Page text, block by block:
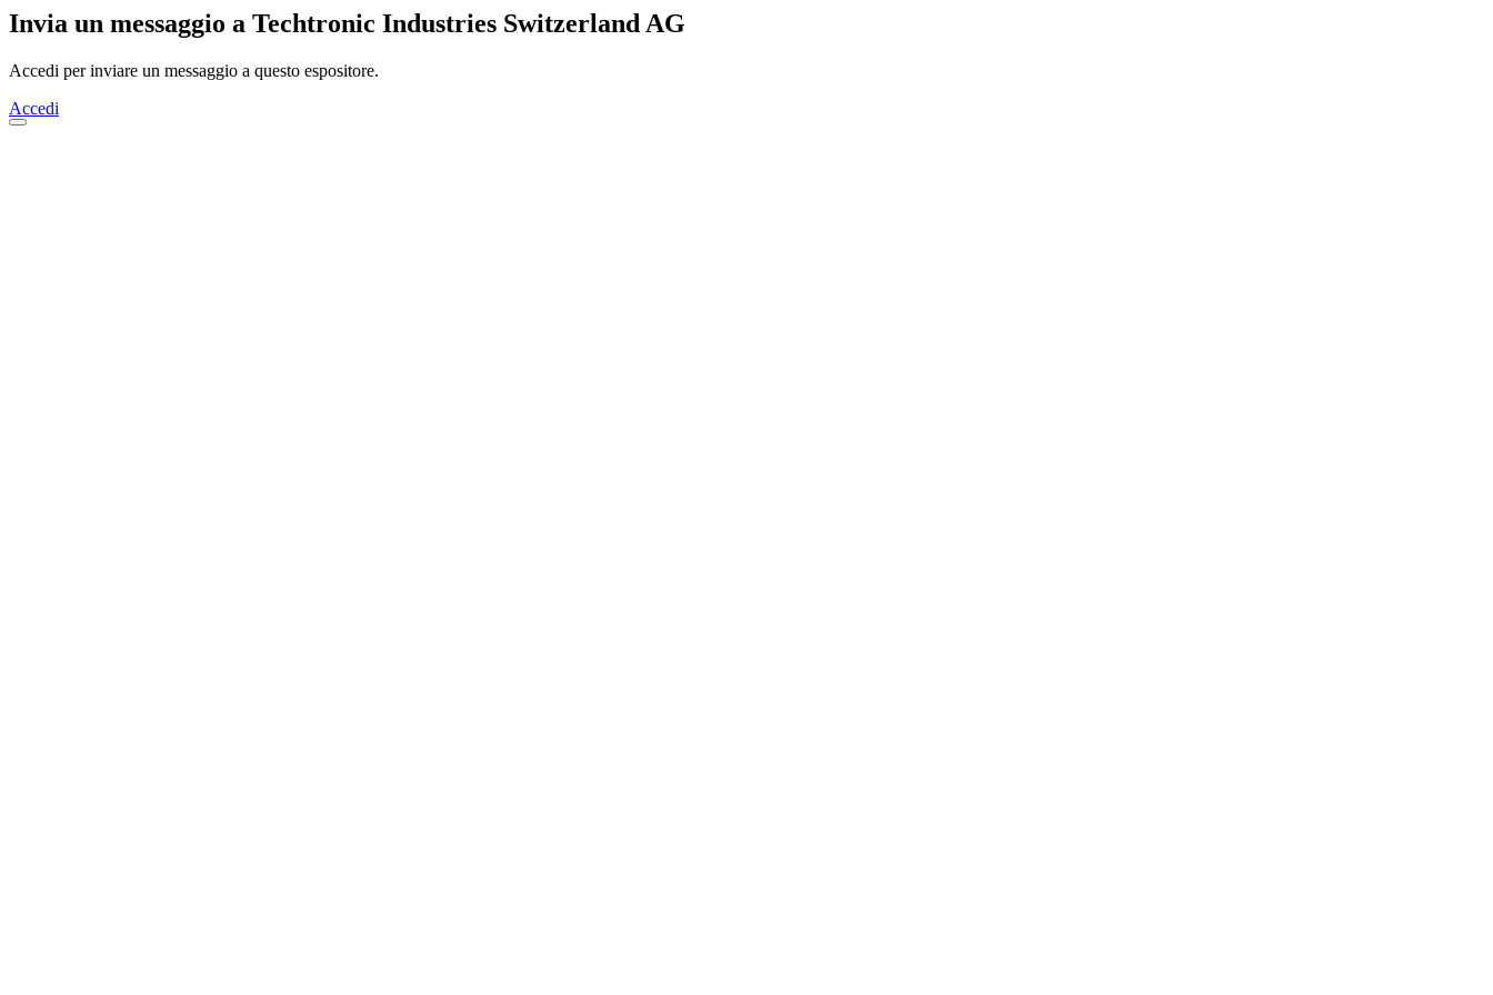
Invia un messaggio a Techtronic Industries Switzerland AG
Accedi per inviare un messaggio a questo espositore.
Accedi